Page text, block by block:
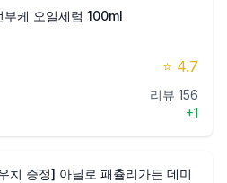
부케 오일세럼 100ml
⭐ 4.7
리뷰 156
+1
치 증정] 아닐로 패츌리가든 데미